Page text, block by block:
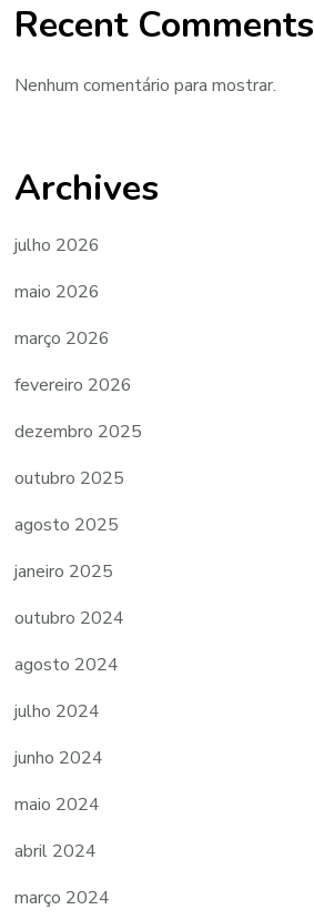
Recent Comments
Nenhum comentário para mostrar.
Archives
julho 2026
maio 2026
março 2026
fevereiro 2026
dezembro 2025
outubro 2025
agosto 2025
janeiro 2025
outubro 2024
agosto 2024
julho 2024
junho 2024
maio 2024
abril 2024
março 2024